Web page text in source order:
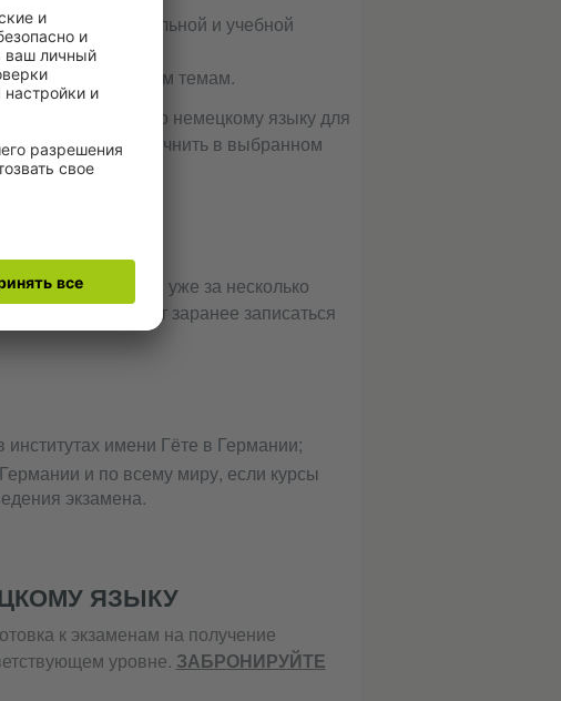
профессиональной и учебной
мнение по сложным темам.
экзамена по немецкому языку для
необходимо уточнить в выбранном
зарезервированы уже за несколько
следует заранее записаться
имени Гёте в Германии;
и по всему миру, если курсы
экзамена.
ЯЗЫКУ
к экзаменам на получение
уровне. ЗАБРОНИРУЙТЕ